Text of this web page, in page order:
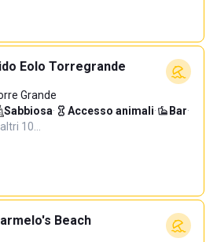
Eolo Torregrande
Grande
Sabbiosa· Accesso animali· Bar·
10…
Beach